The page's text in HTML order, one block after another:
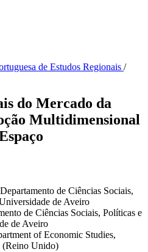
de Estudos Regionais /
do Mercado da
Multidimensional
Departamento de Ciências Sociais,
de Aveiro
de Ciências Sociais, Políticas e
de Aveiro
of Economic Studies,
(Reino Unido)